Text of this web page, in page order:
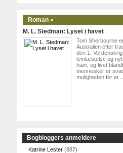
Roman »
M. L. Stedman: Lyset i havet
Tom Sherbourne
Australien efter
den 1.
lemlæstelse og
ham, og livet
mennesker er
muligheden for et …
Bogbloggers anmeldere
Katrine Lester (887)